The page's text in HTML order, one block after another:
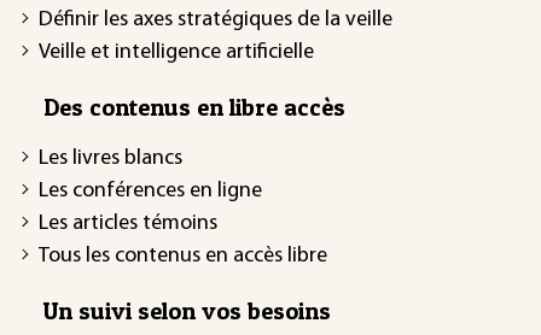
Définir les axes stratégiques de la veille
Veille et intelligence artificielle
Des contenus en libre accès
Les livres blancs
Les conférences en ligne
Les articles témoins
Tous les contenus en accès libre
Un suivi selon vos besoins